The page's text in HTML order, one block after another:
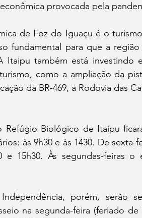
provocada pela
de Foz do Iguaçu é o
fundamental para que a
Itaipu também está investindo
como a ampliação da
da BR-469, a Rodovia das
Refúgio Biológico de Itaipu
às 9h30 e às 1430. De
e 15h30. Às segundas-feiras
porém, serão
na segunda-feira (feriado